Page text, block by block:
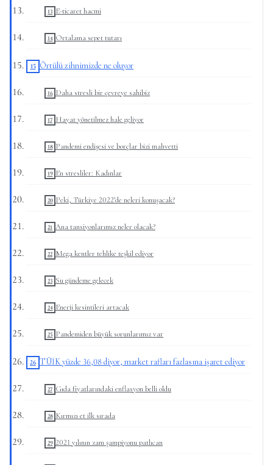
E-ticaret hacmi
Ortalama sepet tutarı
Örtülü zihnimizde ne oluyor
Daha stresli bir çevreye sahibiz
Hayat yönetilmez hale geliyor
Pandemi endişesi ve borçlar bizi mahvetti
En stresliler: Kadınlar
Peki, Türkiye 2022’de neleri konuşacak?
Ana tansiyonlarımız neler olacak?
Mega kentler tehlike teşkil ediyor
Su gündeme gelecek
Enerji kesintileri artacak
Pandemiden büyük sorunlarımız var
TÜİK yüzde 36,08 diyor, market rafları fazlasına işaret ediyor
Gıda fiyatlarındaki enflasyon belli oldu
Kırmızı et ilk sırada
2021 yılının zam şampiyonu patlıcan